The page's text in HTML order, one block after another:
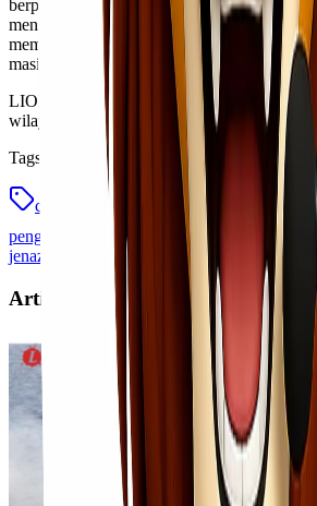
berperan dalam tren ini. Dan sementara kita
menggelembungkan harga tiket pesawat
memesan, kita beruntung hidup di era ketika
masih terjangkau.
LIONEL EXPRESS melayani pengiriman
wilayah Indonesia. Info selengkapnya bisa
Tags
cara memilih jasa pengiriman jenazah via
pengiriman jenazah via pesawat
tips
jenazah via pesawat
Artikel Terkait